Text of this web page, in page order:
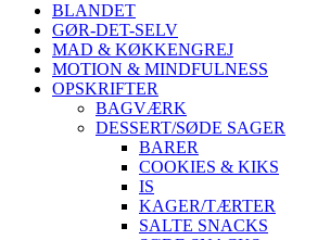
BLANDET
GØR-DET-SELV
MAD & KØKKENGREJ
MOTION & MINDFULNESS
OPSKRIFTER
BAGVÆRK
DESSERT/SØDE SAGER
BARER
COOKIES & KIKS
IS
KAGER/TÆRTER
SALTE SNACKS